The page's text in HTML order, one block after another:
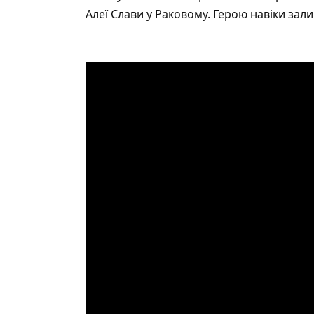
Алеї Слави у Раковому. Герою навіки